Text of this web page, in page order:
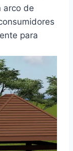
arco de
para